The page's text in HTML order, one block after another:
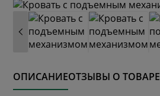
ОПИСАНИЕОТЗЫВЫ О ТОВАРЕ
* обязательное поле